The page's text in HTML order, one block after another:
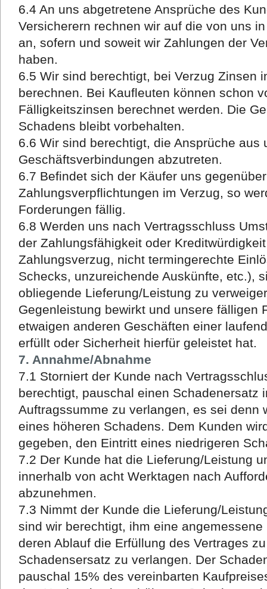
6.4 An uns abgetretene Ansprüche des
Versicherern rechnen wir auf die von uns
an, sofern und soweit wir Zahlungen der
haben.
6.5 Wir sind berechtigt, bei Verzug Zinsen
berechnen. Bei Kaufleuten können schon
Fälligkeitszinsen berechnet werden. Die
Schadens bleibt vorbehalten.
6.6 Wir sind berechtigt, die Ansprüche aus
Geschäftsverbindungen abzutreten.
6.7 Befindet sich der Käufer uns
Zahlungsverpflichtungen im Verzug, so
Forderungen fällig.
6.8 Werden uns nach Vertragsschluss
der Zahlungsfähigkeit oder
Zahlungsverzug, nicht termingerechte
Schecks, unzureichende Auskünfte, etc.),
obliegende Lieferung/Leistung zu
Gegenleistung bewirkt und unsere fälligen
etwaigen anderen Geschäften einer
erfüllt oder Sicherheit hierfür geleistet hat.
7. Annahme/Abnahme
7.1 Storniert der Kunde nach
berechtigt, pauschal einen Schadenersatz
Auftragssumme zu verlangen, es sei denn
eines höheren Schadens. Dem Kunden
gegeben, den Eintritt eines niedrigeren
7.2 Der Kunde hat die Lieferung/Leistung
innerhalb von acht Werktagen nach
abzunehmen.
7.3 Nimmt der Kunde die Lieferung/
sind wir berechtigt, ihm eine
deren Ablauf die Erfüllung des Vertrages
Schadensersatz zu verlangen. Der
pauschal 15% des vereinbarten